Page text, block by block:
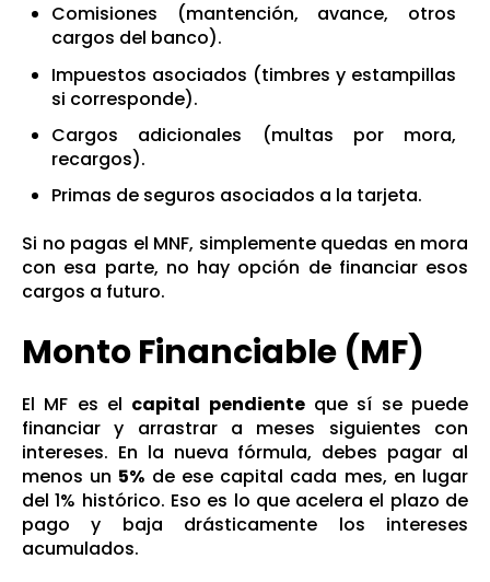
Comisiones (mantención, avance, otros
cargos del banco).
Impuestos asociados (timbres y estampillas
si corresponde).
Cargos adicionales (multas por mora,
recargos).
Primas de seguros asociados a la tarjeta.
Si no pagas el MNF, simplemente quedas en mora
con esa parte, no hay opción de financiar esos
cargos a futuro.
Monto Financiable (MF)
El MF es el capital pendiente que sí se puede
financiar y arrastrar a meses siguientes con
intereses. En la nueva fórmula, debes pagar al
menos un 5% de ese capital cada mes, en lugar
del 1% histórico. Eso es lo que acelera el plazo de
pago y baja drásticamente los intereses
acumulados.